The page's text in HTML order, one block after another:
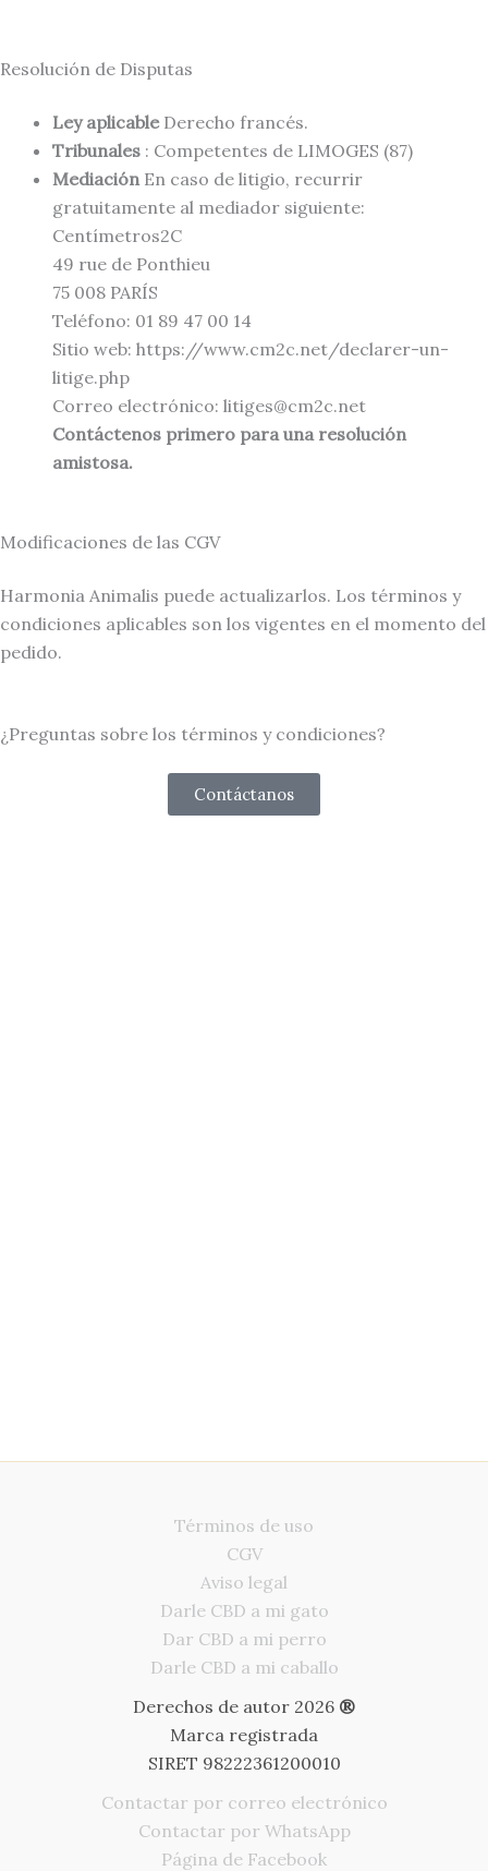
Resolución de Disputas
Ley aplicableDerecho francés.
Tribunales : Competentes de LIMOGES (87)
Mediación En caso de litigio, recurrir
gratuitamente al mediador siguiente:
Centímetros2C
49 rue de Ponthieu
75 008 PARÍS
Teléfono: 01 89 47 00 14
Sitio web: https://www.cm2c.net/declarer-un-
litige.php
Correo electrónico: litiges@cm2c.net
Contáctenos primero para una resolución
amistosa.
Modificaciones de las CGV
Harmonia Animalis puede actualizarlos. Los términos y
condiciones aplicables son los vigentes en el momento del
pedido.
¿Preguntas sobre los términos y condiciones?
Contáctanos
Términos de uso
CGV
Aviso legal
Darle CBD a mi gato
Dar CBD a mi perro
Darle CBD a mi caballo
Derechos de autor 2026 ®
Marca registrada
SIRET 98222361200010
Contactar por correo electrónico
Contactar por WhatsApp
Página de Facebook